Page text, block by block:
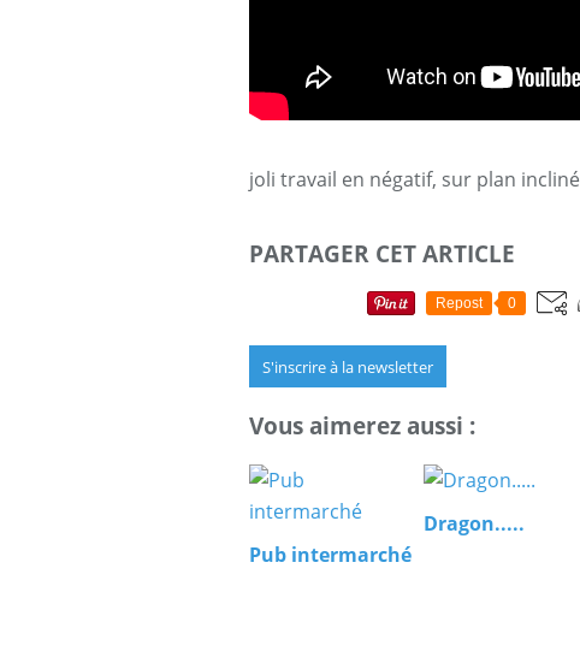
joli travail en négatif, sur plan incliné
PARTAGER CET ARTICLE
Repost 0
S'inscrire à la newsletter
Vous aimerez aussi :
Pub intermarché
Dragon.....